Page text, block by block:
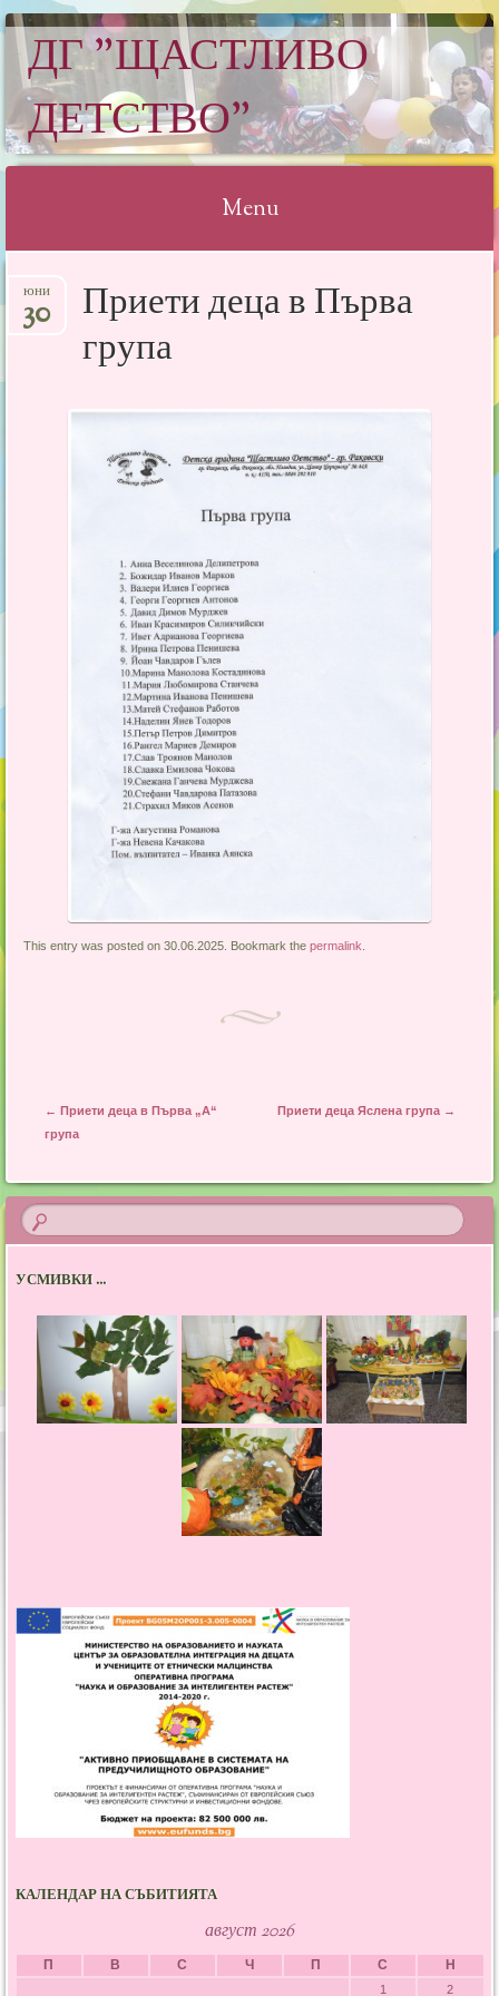
ДГ "ЩАСТЛИВО
ДЕТСТВО"
Menu
to
content
Приети деца в Първа
група
юни
30
This entry was posted on 30.06.2025. Bookmark thepermalink
Post navigation
← Приети деца в Първа „А“
група
Приети деца Яслена група →
УСМИВКИ ...
КАЛЕНДАР НА СЪБИТИЯТА
август 2026
П В С Ч П С Н
1 2